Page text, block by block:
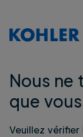
Nous ne
que
Veuillez vérifier